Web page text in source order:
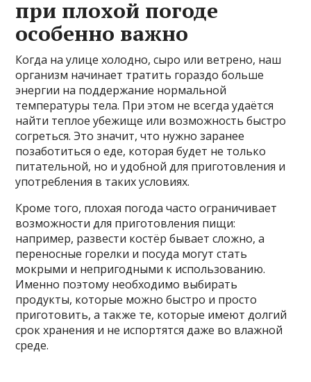
при плохой погоде
особенно важно
Когда на улице холодно, сыро или ветрено, наш
организм начинает тратить гораздо больше
энергии на поддержание нормальной
температуры тела. При этом не всегда удаётся
найти теплое убежище или возможность быстро
согреться. Это значит, что нужно заранее
позаботиться о еде, которая будет не только
питательной, но и удобной для приготовления и
употребления в таких условиях.
Кроме того, плохая погода часто ограничивает
возможности для приготовления пищи:
например, развести костёр бывает сложно, а
переносные горелки и посуда могут стать
мокрыми и непригодными к использованию.
Именно поэтому необходимо выбирать
продукты, которые можно быстро и просто
приготовить, а также те, которые имеют долгий
срок хранения и не испортятся даже во влажной
среде.